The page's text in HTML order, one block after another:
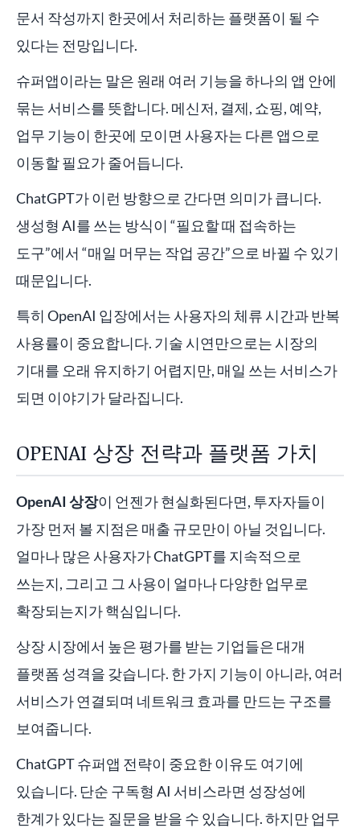
문서 작성까지 한곳에서 처리하는 플랫폼이 될 수
있다는 전망입니다.
슈퍼앱이라는 말은 원래 여러 기능을 하나의 앱 안에
묶는 서비스를 뜻합니다. 메신저, 결제, 쇼핑, 예약,
업무 기능이 한곳에 모이면 사용자는 다른 앱으로
이동할 필요가 줄어듭니다.
ChatGPT가 이런 방향으로 간다면 의미가 큽니다.
생성형 AI를 쓰는 방식이 “필요할 때 접속하는
도구”에서 “매일 머무는 작업 공간”으로 바뀔 수 있기
때문입니다.
특히 OpenAI 입장에서는 사용자의 체류 시간과 반복
사용률이 중요합니다. 기술 시연만으로는 시장의
기대를 오래 유지하기 어렵지만, 매일 쓰는 서비스가
되면 이야기가 달라집니다.
OPENAI 상장 전략과 플랫폼 가치
OpenAI 상장이 언젠가 현실화된다면, 투자자들이
가장 먼저 볼 지점은 매출 규모만이 아닐 것입니다.
얼마나 많은 사용자가 ChatGPT를 지속적으로
쓰는지, 그리고 그 사용이 얼마나 다양한 업무로
확장되는지가 핵심입니다.
상장 시장에서 높은 평가를 받는 기업들은 대개
플랫폼 성격을 갖습니다. 한 가지 기능이 아니라, 여러
서비스가 연결되며 네트워크 효과를 만드는 구조를
보여줍니다.
ChatGPT 슈퍼앱 전략이 중요한 이유도 여기에
있습니다. 단순 구독형 AI 서비스라면 성장성에
한계가 있다는 질문을 받을 수 있습니다. 하지만 업무